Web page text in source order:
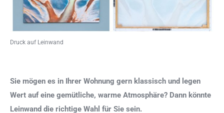
Druck auf Leinwand
Sie mögen es in Ihrer Wohnung gern klassisch und legen
Wert auf eine gemütliche, warme Atmosphäre? Dann könnte
Leinwand die richtige Wahl für Sie sein.